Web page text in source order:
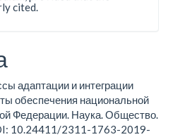
cited.
адаптации и интеграции
обеспечения национальной
Федерации. Наука. Общество.
10.24411/2311-1763-2019-